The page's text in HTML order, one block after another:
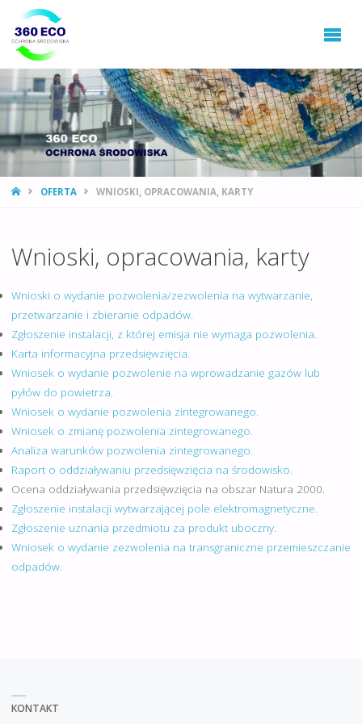
STRONA
OFERTA WNIOSKI, OPRACOWANIA, KARTY
Wnioski, opracowania, karty
Wnioski o wydanie pozwolenia/zezwolenia na wytwarzanie,
przetwarzanie i zbieranie odpadów.
Zgłoszenie instalacji, z której emisja nie wymaga pozwolenia.
Karta informacyjna przedsięwzięcia.
Wniosek o wydanie pozwolenie na wprowadzanie gazów lub
pyłów do powietrza.
Wniosek o wydanie pozwolenia zintegrowanego.
Wniosek o zmianę pozwolenia zintegrowanego.
Analiza warunków pozwolenia zintegrowanego.
Raport o oddziaływaniu przedsięwzięcia na środowisko.
Ocena oddziaływania przedsięwzięcia na obszar Natura 2000.
Zgłoszenie instalacji wytwarzającej pole elektromagnetyczne.
Zgłoszenie uznania przedmiotu za produkt uboczny.
Wniosek o wydanie zezwolenia na transgraniczne przemieszczanie
odpadów.
KONTAKT